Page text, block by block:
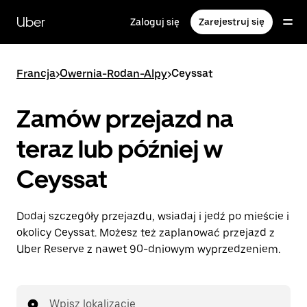
głównej
zawartości
Uber Zaloguj się Zarejestruj się
Francja>Owernia-Rodan-Alpy>Ceyssat
Zamów przejazd na
teraz lub później w
Ceyssat
Dodaj szczegóły przejazdu, wsiadaj i jedź po mieście i
okolicy Ceyssat. Możesz też zaplanować przejazd z
Uber Reserve z nawet 90-dniowym wyprzedzeniem.
Wpisz lokalizację